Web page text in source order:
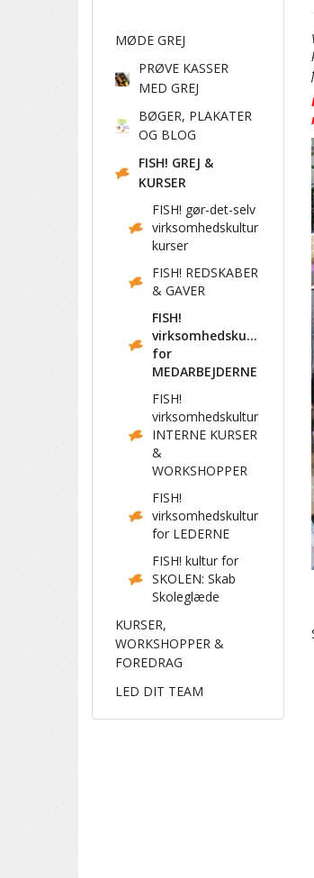
MØDE GREJ
PRØVE KASSER
MED GREJ
BØGER, PLAKATER
OG BLOG
FISH! GREJ &
KURSER
FISH! gør-det-selv
virksomhedskultur
kurser
FISH! REDSKABER
& GAVER
FISH!
virksomhedskultur
for
MEDARBEJDERNE
FISH!
virksomhedskultur
INTERNE KURSER
&
WORKSHOPPER
FISH!
virksomhedskultur
for LEDERNE
FISH! kultur for
SKOLEN: Skab
Skoleglæde
KURSER,
WORKSHOPPER &
FOREDRAG
LED DIT TEAM